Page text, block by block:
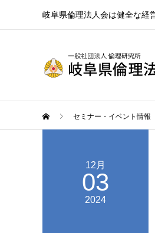
岐阜県倫理法人会は健全な経
セミナー・イベント情報
12月
03
2024